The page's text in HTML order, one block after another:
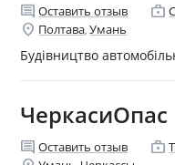
comment Оставить отзыв enterprise
location_on Полтава,Умань
Будівництво
ЧеркасиОпас
comment Оставить отзыв enterprise